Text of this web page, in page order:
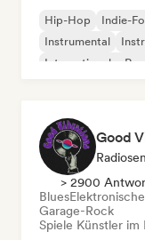
Hip-Hop Indie-
Instrumental
Internationaler Rap
Good
> 2900
Blues
Garage-Rock
Spiele Künstler im